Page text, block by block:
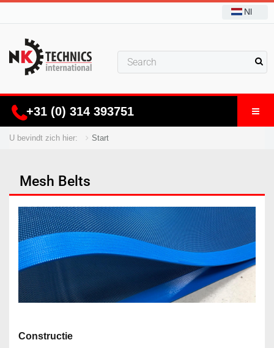
Nl
+31 (0) 314 393751
U bevindt zich hier: Start
Mesh Belts
Constructie